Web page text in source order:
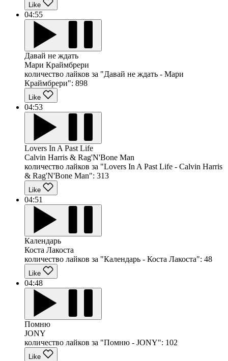
Like
04:55
Давай не ждать
Мари Краймбрери
количество лайков за "Давай не ждать - Мари
Краймбрери": 898
Like
04:53
Lovers In A Past Life
Calvin Harris & Rag'N'Bone Man
количество лайков за "Lovers In A Past Life - Calvin Harris
& Rag'N'Bone Man": 313
Like
04:51
Календарь
Коста Лакоста
количество лайков за "Календарь - Коста Лакоста": 48
Like
04:48
Помню
JONY
количество лайков за "Помню - JONY": 102
Like